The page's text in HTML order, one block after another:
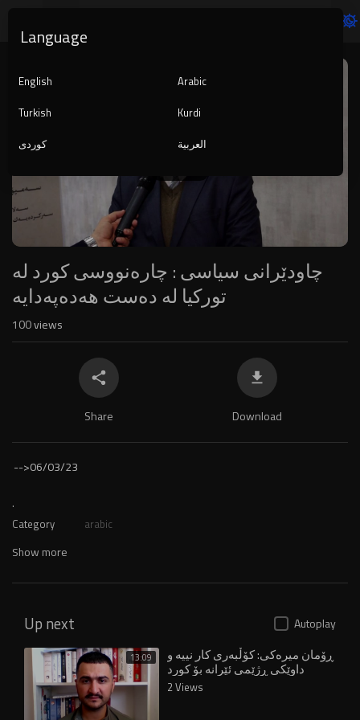
Player
auto
چاودێرانی سیاسی : چارەنووسی کورد لە
تورکیا لە دەست هەدەپەدایە
100views
Share Download
-->06/03/23
.
Category arabic
Show more
Up next Autoplay
13:09 ڕۆمان میرەکی: کۆڵبەری کار نییە و
داوێکی ڕژێمی ئێرانە بۆ کورد
2 Views
Language
English
Arabic
Turkish
Kurdi
کوردی
العربية